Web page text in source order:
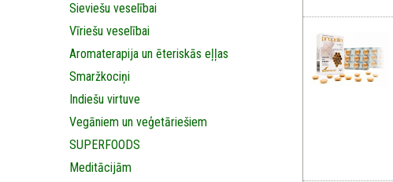
Sieviešu veselībai
Vīriešu veselībai
Aromaterapija un ēteriskās eļļas
Smaržkociņi
Indiešu virtuve
Vegāniem un veģetāriešiem
SUPERFOODS
Meditācijām